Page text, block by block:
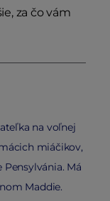
za čo vám
na voľnej
miáčikov,
Má
Maddie.